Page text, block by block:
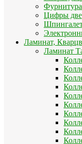
Цифры
Ламинат,
Ламинат